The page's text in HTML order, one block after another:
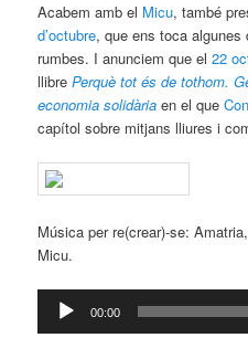
Acabem amb el Micu, també
d’octubre, que ens toca
rumbes. I anunciem que el22
llibrePerquè tot és de tothom.
economia solidàriaen el que
capítol sobre mitjans lliures i
Música per re(crear)-se:
Micu.
Reproductor
d'àudio
00:00